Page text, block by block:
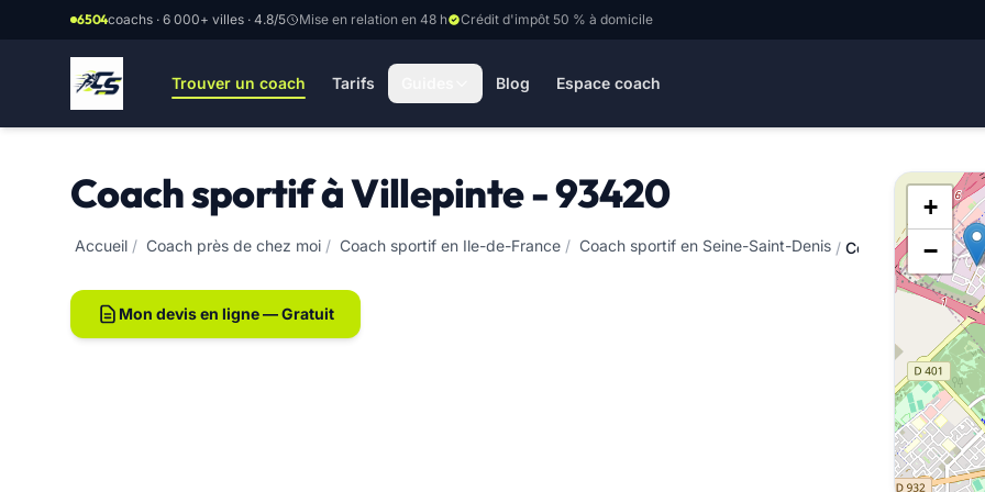
Aller au contenu principal
6504coachs · 6 000+ villes · 4.8/5 Mise en relation en 48 h Crédit d'impôt 50 % à domicile
Trouver un coach Tarifs Blog Espace coach
Coach sportif à Villepinte - 93420
Accueil / Coach près de chez moi / Coach sportif en Ile-de-France / Coach sportif en Seine-Saint-Denis / Coach sportif à
Mon devis en ligne — Gratuit
+
−